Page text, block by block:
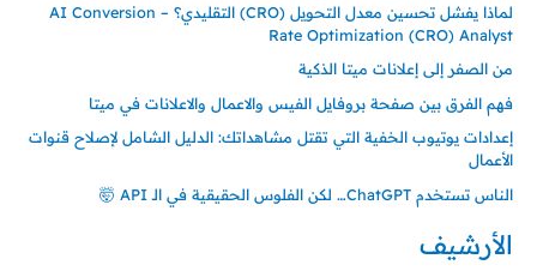
ث
ع
ن
:
لماذا يفشل تحسين معدل التحويل (CRO) التقليدي؟ – AI Conversion
Rate Optimization (CRO) Analyst
من الصفر إلى إعلانات ميتا الذكية
فهم الفرق بين صفحة بروفايل الفيس والاعمال والاعلانات في ميتا
إعدادات يوتيوب الخفية التي تقتل مشاهداتك: الدليل الشامل لإصلاح قنوات
الأعمال
الناس تستخدم ChatGPT… لكن الفلوس الحقيقية في الـ API 🤯
الأرشيف